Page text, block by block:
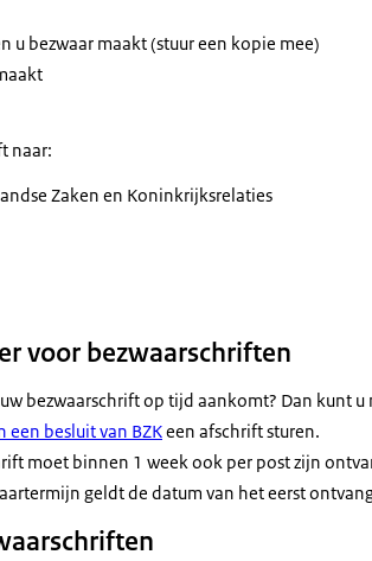
u bezwaar maakt (stuur een kopie mee)
naar:
Zaken en Koninkrijksrelaties
voor bezwaarschriften
bezwaarschrift op tijd aankomt? Dan kunt u
een besluit van BZKeen afschrift sturen.
moet binnen 1 week ook per post zijn
geldt de datum van het eerst